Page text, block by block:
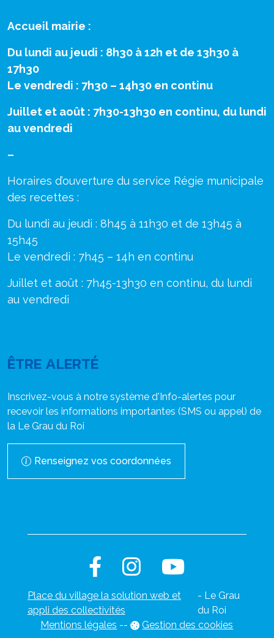
Accueil mairie :
Du lundi au jeudi : 8h30 à 12h et de 13h30 à
17h30
Le vendredi : 7h30 – 14h30 en continu
Juillet et août : 7h30-13h30 en continu, du lundi
au vendredi
–
Horaires d’ouverture du service Régie municipale
des recettes :
Du lundi au jeudi : 8h45 à 11h30 et de 13h45 à
15h45
Le vendredi : 7h45 – 14h en continu
Juillet et août : 7h45-13h30 en continu, du lundi
au vendredi
ÊTRE ALERTÉ
Inscrivez-vous à notre système d'Info-alertes pour
recevoir les informations importantes (SMS ou appel) de
la Le Grau du Roi
Renseignez vos coordonnées
Place du village la solution web et
appli des collectivités
- Le Grau
du Roi
Mentions légales -- Gestion des cookies